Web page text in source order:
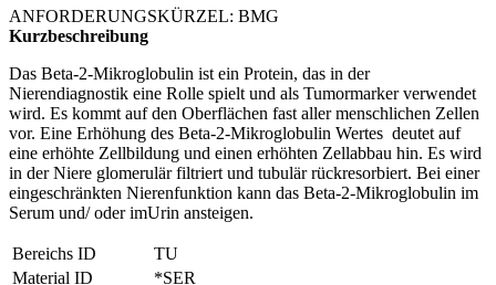
ANFORDERUNGSKÜRZEL: BMG
Kurzbeschreibung
Das Beta-2-Mikroglobulin ist ein Protein, das in der
Nierendiagnostik eine Rolle spielt und als Tumormarker verwendet
wird. Es kommt auf den Oberflächen fast aller menschlichen Zellen
vor. Eine Erhöhung des Beta-2-Mikroglobulin Wertes deutet auf
eine erhöhte Zellbildung und einen erhöhten Zellabbau hin. Es wird
in der Niere glomerulär filtriert und tubulär rückresorbiert. Bei einer
eingeschränkten Nierenfunktion kann das Beta-2-Mikroglobulin im
Serum und/ oder imUrin ansteigen.
Bereichs ID
TU
Material ID
*SER